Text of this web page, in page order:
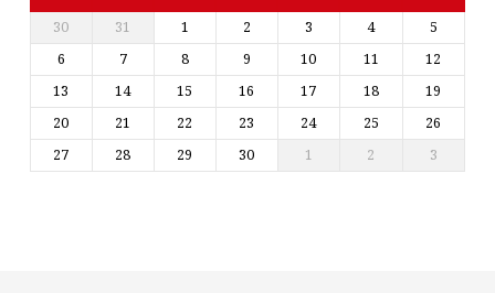
30 31 1 2 3 4
5
6
7 8 9 10 11
12
13
14 15 16 17 18
19
20
21 22 23 24 25
26
27
28 29 30 1 2 3